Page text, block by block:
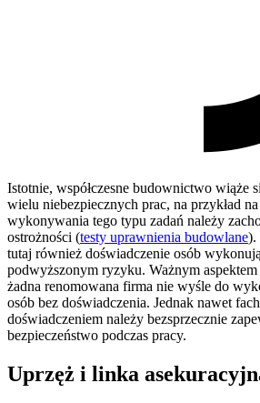
Istotnie, współczesne budownictwo wiąże
wielu niebezpiecznych prac, na przykład
wykonywania tego typu zadań należy
ostrożności (testy uprawnienia budowlane).
tutaj również doświadczenie osób
podwyższonym ryzyku. Ważnym
żadna renomowana firma nie wyśle do
osób bez doświadczenia. Jednak nawet
doświadczeniem należy bezsprzecznie
bezpieczeństwo podczas pracy.
Uprzęż i linka